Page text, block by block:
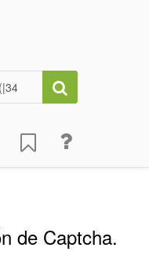
de Captcha.